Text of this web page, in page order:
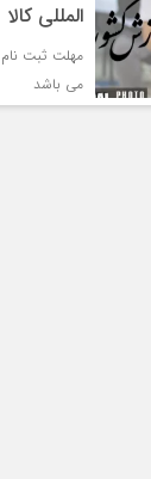
المللي کالا
مي باشد